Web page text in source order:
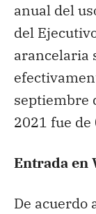
anual del
del
arancelaria
septiembre
2021 fue de
Entrada en
De acuerdo